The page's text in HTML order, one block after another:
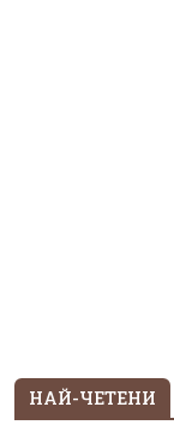
НАЙ-ЧЕТЕНИ